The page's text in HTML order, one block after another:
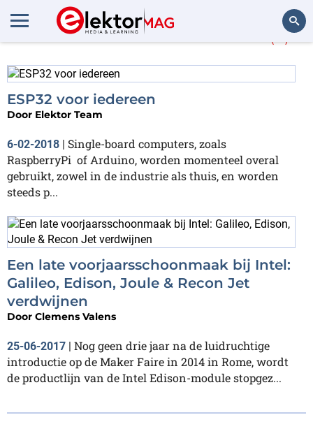
Meer overIntel Edison (2)
ESP32 voor iedereen
Door Elektor Team
6-02-2018 | Single-board computers, zoals
RaspberryPi of Arduino, worden momenteel overal
gebruikt, zowel in de industrie als thuis, en worden
steeds p...
Een late voorjaarsschoonmaak bij Intel:
Galileo, Edison, Joule & Recon Jet
verdwijnen
Door Clemens Valens
25-06-2017 | Nog geen drie jaar na de luidruchtige
introductie op de Maker Faire in 2014 in Rome, wordt
de productlijn van de Intel Edison-module stopgez...